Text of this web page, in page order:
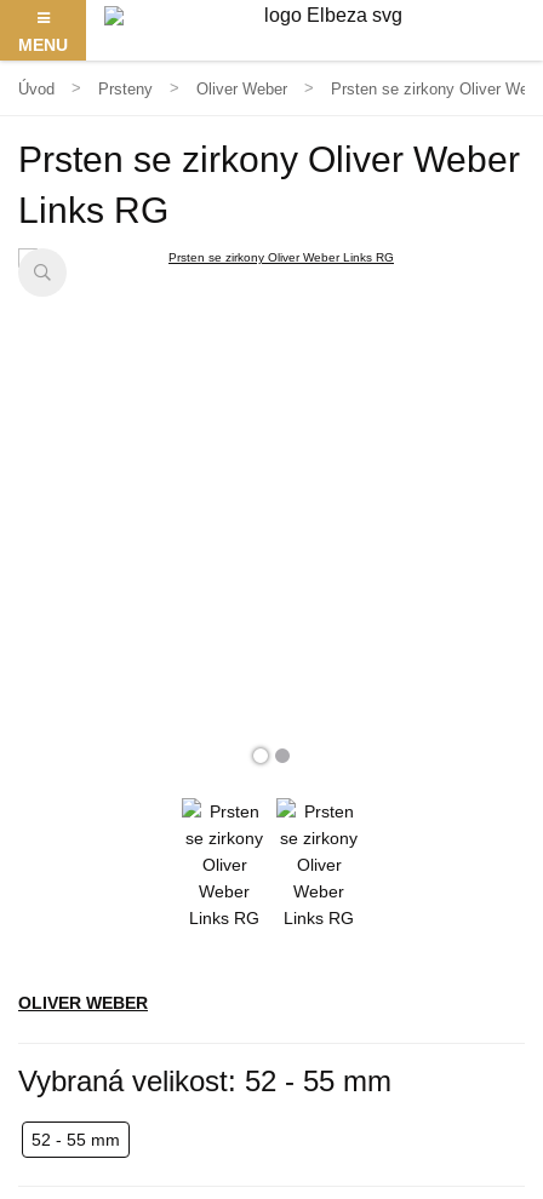
MENU
Úvod Prsteny Oliver Weber Prsten se zirkony Oliver
Prsten se zirkony Oliver Weber
Links RG
OLIVER WEBER
Vybraná velikost: 52 - 55 mm
52 - 55 mm